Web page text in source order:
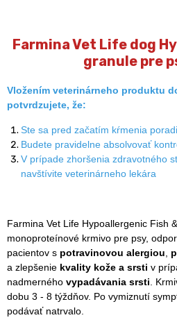
Farmina Vet Life dog
granule pre
Vložením veterinárneho produktu
potvrdzujete, že:
Ste sa pred začatím kŕmenia
Budete pravidelne absolvovať
V prípade zhoršenia zdravotného
navštívite veterinárneho lekára
Farmina Vet Life Hypoallergenic Fish
monoproteínové krmivo pre psy,
pacientov s potravinovou alergiou
a zlepšenie kvality kože a srsti v
nadmerného vypadávania srsti .
dobu 3 - 8 týždňov. Po vymiznutí
podávať natrvalo.